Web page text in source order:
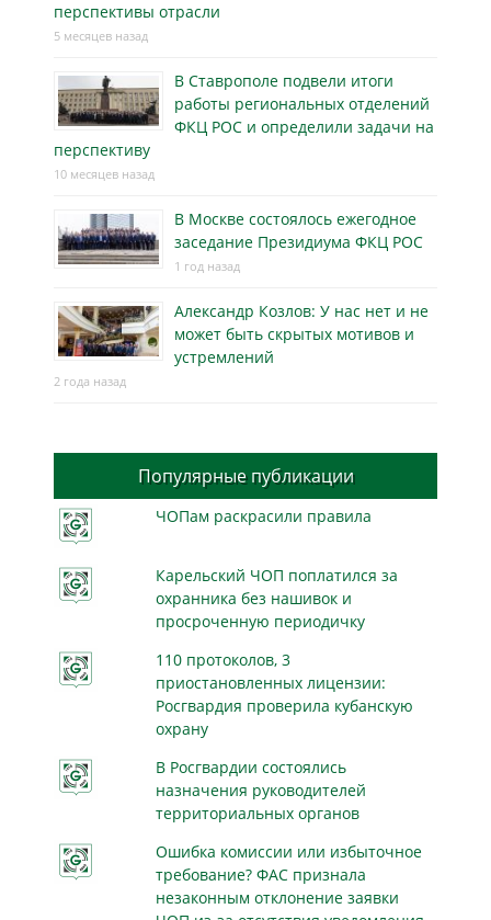
перспективы отрасли
5 месяцев назад
В Ставрополе подвели итоги
работы региональных отделений
ФКЦ РОС и определили задачи на
перспективу
10 месяцев назад
В Москве состоялось ежегодное
заседание Президиума ФКЦ РОС
1 год назад
Александр Козлов: У нас нет и не
может быть скрытых мотивов и
устремлений
2 года назад
Популярные публикации
ЧОПам раскрасили правила
Карельский ЧОП поплатился за
охранника без нашивок и
просроченную периодичку
110 протоколов, 3
приостановленных лицензии:
Росгвардия проверила кубанскую
охрану
В Росгвардии состоялись
назначения руководителей
территориальных органов
Ошибка комиссии или избыточное
требование? ФАС признала
незаконным отклонение заявки